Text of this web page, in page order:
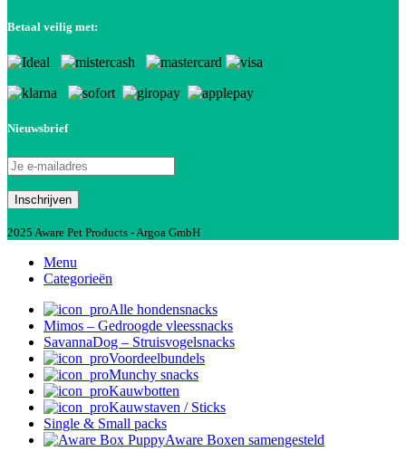
Betaal veilig met:
Nieuwsbrief
2025 Aware Pet Products - Argoa GmbH
Menu
Categorieën
Alle hondensnacks
Mimos – Gedroogde vleessnacks
SavannaDog – Struisvogelsnacks
Voordeelbundels
Munchy snacks
Kauwbotten
Kauwstaven / Sticks
Single & Small packs
Aware Boxen samengesteld